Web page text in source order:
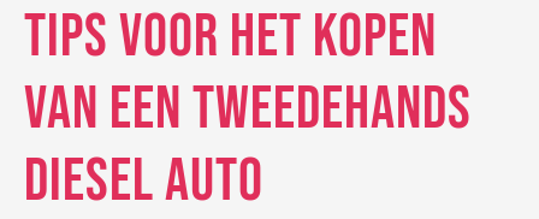
Tips voor het Kopen
van een Tweedehands
Diesel Auto